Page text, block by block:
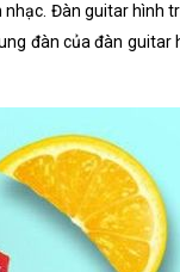
Đàn guitar hình
đàn của đàn